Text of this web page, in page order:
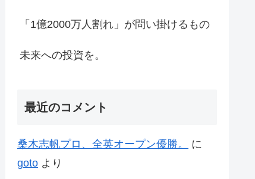
「1億2000万人割れ」が問い掛けるもの
未来への投資を。
最近のコメント
桑木志帆プロ、全英オープン優勝。
に
goto より